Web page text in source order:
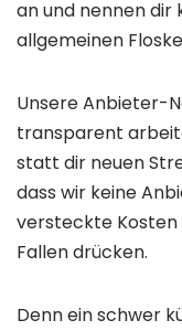
an und nennen
allgemeinen
Unsere Anbieter-
transparent
statt dir neuen
dass wir keine
versteckte
Fallen drücken.
Denn ein schwer